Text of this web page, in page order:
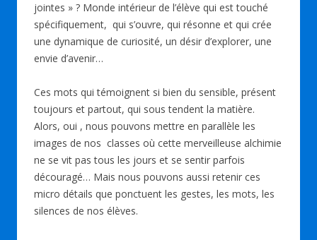
jointes » ? Monde intérieur de l’élève qui est touché
spécifiquement, qui s’ouvre, qui résonne et qui crée
une dynamique de curiosité, un désir d’explorer, une
envie d’avenir…
Ces mots qui témoignent si bien du sensible, présent
toujours et partout, qui sous tendent la matière.
Alors, oui , nous pouvons mettre en parallèle les
images de nos classes où cette merveilleuse alchimie
ne se vit pas tous les jours et se sentir parfois
découragé… Mais nous pouvons aussi retenir ces
micro détails que ponctuent les gestes, les mots, les
silences de nos élèves.